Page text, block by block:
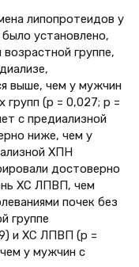
липопротеидов у
установлено,
группе,
выше, чем у мужчин
групп (р = 0,027; р =
с предиализной
ниже, чем у
ХПН
достоверно
ХС ЛПВП, чем
почек без
группе
и ХС ЛПВП (р =
у мужчин с